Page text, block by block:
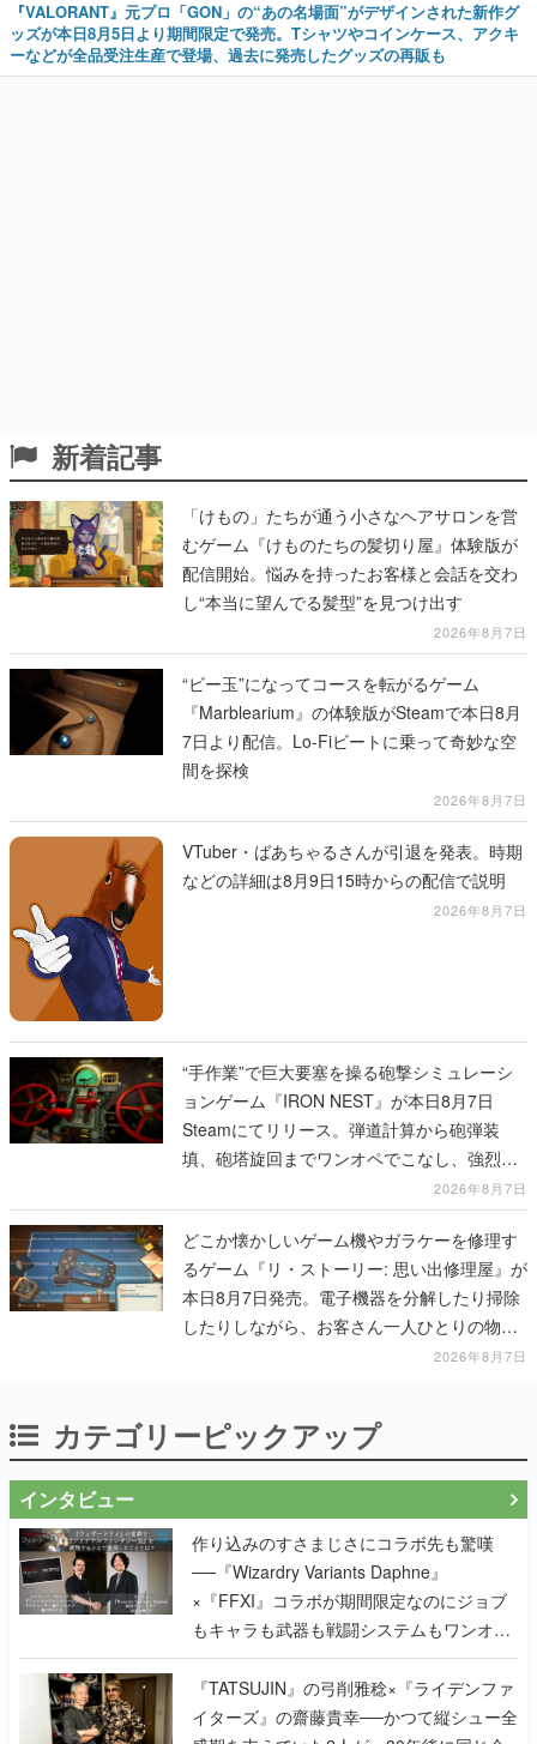
『VALORANT』元プロ「GON」の“あの名場面”がデザインされた新作グ
ッズが本日8月5日より期間限定で発売。Tシャツやコインケース、アクキ
ーなどが全品受注生産で登場、過去に発売したグッズの再販も
新着記事
「けもの」たちが通う小さなヘアサロンを営
むゲーム『けものたちの髪切り屋』体験版が
配信開始。悩みを持ったお客様と会話を交わ
し“本当に望んでる髪型”を見つけ出す
2026年8月7日
“ビー玉”になってコースを転がるゲーム
『Marblearium』の体験版がSteamで本日8月
7日より配信。Lo-Fiビートに乗って奇妙な空
間を探検
2026年8月7日
VTuber・ばあちゃるさんが引退を発表。時期
などの詳細は8月9日15時からの配信で説明
2026年8月7日
“手作業”で巨大要塞を操る砲撃シミュレーシ
ョンゲーム『IRON NEST』が本日8月7日
Steamにてリリース。弾道計算から砲弾装
填、砲塔旋回までワンオペでこなし、強烈な
一撃をブチかませるロマンある作品2026年8月7日
どこか懐かしいゲーム機やガラケーを修理す
るゲーム『リ・ストーリー: 思い出修理屋』が
本日8月7日発売。電子機器を分解したり掃除
したりしながら、お客さん一人ひとりの物語
2026年8月7日
カテゴリーピックアップ
インタビュー
作り込みのすさまじさにコラボ先も驚嘆
──『Wizardry Variants Daphne』
×『FFXI』コラボが期間限定なのにジョブ
もキャラも武器も戦闘システムもワンオフ
で作り込まれた理由を両ディレクターに聞
く
『TATSUJIN』の弓削雅稔×『ライデンファ
イターズ』の齋藤貴幸──かつて縦シュー全